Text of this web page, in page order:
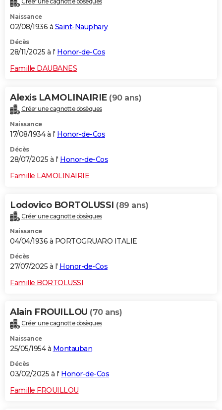
Naissance
02/08/1936 à Saint-Nauphary
Décès
28/11/2025 à l' Honor-de-Cos
Famille DAUBANES
Alexis LAMOLINAIRIE (90 ans)
Créer une cagnotte obsèques
Naissance
17/08/1934 à l' Honor-de-Cos
Décès
28/07/2025 à l' Honor-de-Cos
Famille LAMOLINAIRIE
Lodovico BORTOLUSSI (89 ans)
Créer une cagnotte obsèques
Naissance
04/04/1936 à PORTOGRUARO ITALIE
Décès
27/07/2025 à l' Honor-de-Cos
Famille BORTOLUSSI
Alain FROUILLOU (70 ans)
Créer une cagnotte obsèques
Naissance
25/05/1954 à Montauban
Décès
03/02/2025 à l' Honor-de-Cos
Famille FROUILLOU